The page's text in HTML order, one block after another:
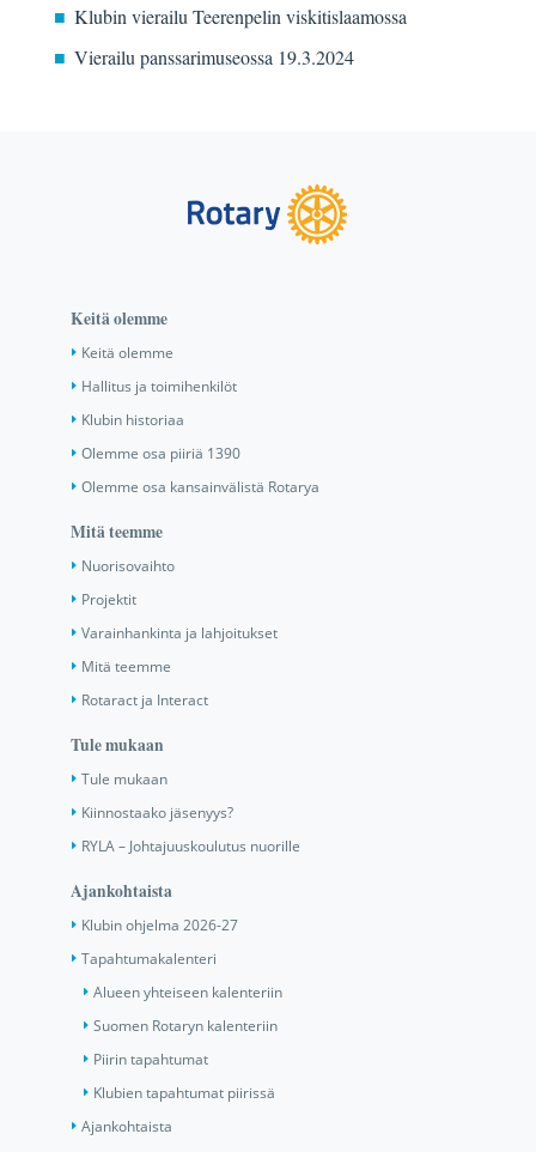
Klubin vierailu Teerenpelin viskitislaamossa
Vierailu panssarimuseossa 19.3.2024
Keitä olemme
Keitä olemme
Hallitus ja toimihenkilöt
Klubin historiaa
Olemme osa piiriä 1390
Olemme osa kansainvälistä Rotarya
Mitä teemme
Nuorisovaihto
Projektit
Varainhankinta ja lahjoitukset
Mitä teemme
Rotaract ja Interact
Tule mukaan
Tule mukaan
Kiinnostaako jäsenyys?
RYLA – Johtajuuskoulutus nuorille
Ajankohtaista
Klubin ohjelma 2026-27
Tapahtumakalenteri
Alueen yhteiseen kalenteriin
Suomen Rotaryn kalenteriin
Piirin tapahtumat
Klubien tapahtumat piirissä
Ajankohtaista